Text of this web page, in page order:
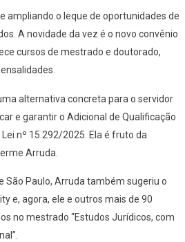
ampliando o leque de oportunidades de
A novidade da vez é o novo convênio
cursos de mestrado e doutorado,
alternativa concreta para o servidor
e garantir o Adicional de Qualificação
nº 15.292/2025. Ela é fruto da
Arruda.
São Paulo, Arruda também sugeriu o
e, agora, ele e outros mais de 90
no mestrado “Estudos Jurídicos, com